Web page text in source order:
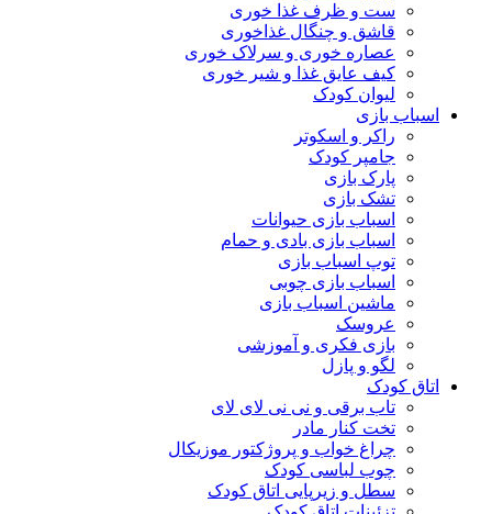
ست و ظرف غذا خوری
قاشق و چنگال غذاخوری
عصاره خوری و سرلاک خوری
کیف عایق غذا و شیر خوری
لیوان کودک
اسباب بازی
راکر و اسکوتر
جامپر کودک
پارک بازی
تشک بازی
اسباب بازی حیوانات
اسباب بازی بادی و حمام
توپ اسباب بازی
اسباب بازی چوبی
ماشین اسباب بازی
عروسک
بازی فکری و آموزشی
لگو و پازل
اتاق کودک
تاب برقی و نی نی لای لای
تخت کنار مادر
چراغ خواب و پروژکتور موزیکال
چوب لباسی کودک
سطل و زیرپایی اتاق کودک